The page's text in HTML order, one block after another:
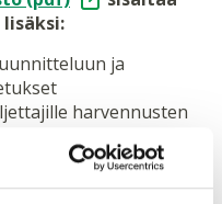
ja
harvennusten
laadinnasta ja